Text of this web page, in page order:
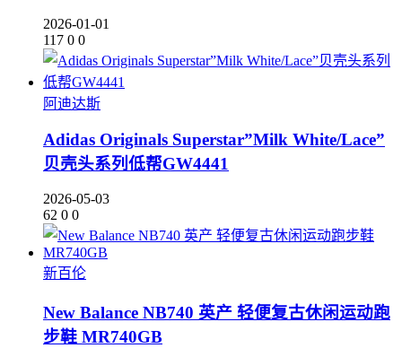
2026-01-01
117 0 0
阿迪达斯
Adidas Originals Superstar”Milk White/Lace”
贝壳头系列低帮GW4441
2026-05-03
62 0 0
新百伦
New Balance NB740 英产 轻便复古休闲运动跑
步鞋 MR740GB